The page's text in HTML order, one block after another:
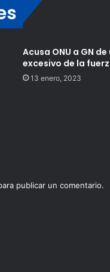
Acusa ONU a GN de
excesivo de la
13 enero, 2023
publicar un comentario.